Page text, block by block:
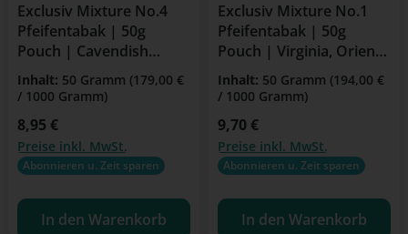
Exclusiv Mixture No.4
Pfeifentabak | 50g
Pouch | Cavendish
Blend
Inhalt: 50 Gramm (179,00 €
/ 1000 Gramm)
Regulärer Preis:
8,95 €
Preise inkl. MwSt.
Abonnieren u. Zeit sparen
In den Warenkorb
Exclusiv Mixture No.1
Pfeifentabak | 50g
Pouch | Virginia, Orient,
Burley
Inhalt: 50 Gramm (194,00 €
/ 1000 Gramm)
Regulärer Preis:
9,70 €
Preise inkl. MwSt.
Abonnieren u. Zeit sparen
In den Warenkorb